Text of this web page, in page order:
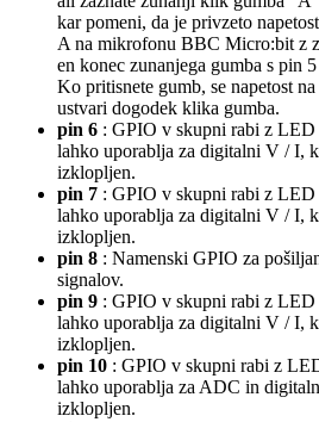
kar pomeni, da je privzeto
A na mikrofonu BBC Micro:bit z
en konec zunanjega gumba s pin
Ko pritisnete gumb, se napetost
ustvari dogodek klika gumba.
pin 6 : GPIO v skupni rabi z
lahko uporablja za digitalni V / I,
izklopljen.
pin 7 : GPIO v skupni rabi z
lahko uporablja za digitalni V / I,
izklopljen.
pin 8 : Namenski GPIO za
signalov.
pin 9 : GPIO v skupni rabi z
lahko uporablja za digitalni V / I,
izklopljen.
pin 10 : GPIO v skupni rabi z
lahko uporablja za ADC in
izklopljen.